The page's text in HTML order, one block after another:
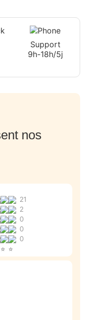
Support
9h-18h/5j
nos
21
2
0
0
0